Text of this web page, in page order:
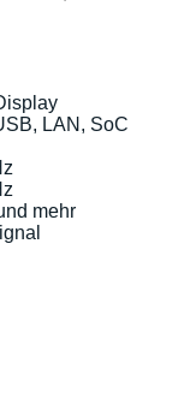
LAN, SoC
mehr